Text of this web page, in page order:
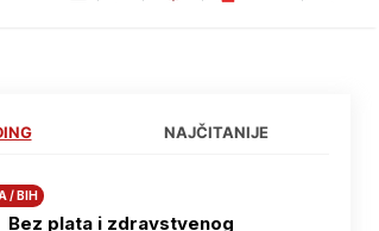
NAJČITANIJE
/ BIH
Bez plata i zdravstvenog